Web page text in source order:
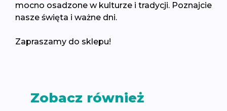
mocno osadzone w kulturze i tradycji. Poznajcie
nasze święta i ważne dni.
Zapraszamy do sklepu!
Zobacz również